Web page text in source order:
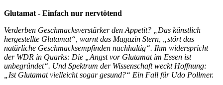
Glutamat - Einfach nur nervtötend
Verderben Geschmacksverstärker den Appetit? „Das künstlich
hergestellte Glutamat“, warnt das Magazin Stern, „stört das
natürliche Geschmacksempfinden nachhaltig“. Ihm widerspricht
der WDR in Quarks: Die „Angst vor Glutamat im Essen ist
unbegründet“. Und Spektrum der Wissenschaft weckt Hoffnung:
„Ist Glutamat vielleicht sogar gesund?“ Ein Fall für Udo Pollmer.